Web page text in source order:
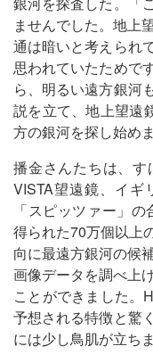
ませんでした。地上
通は暗いと考えられ
思われていたためで
ら、明るい遠方銀河
説を立て、地上望遠
方の銀河を探し始め
播金さんたちは、
VISTA望遠鏡、イギ
「スピッツァー」
得られた70万個以上
向に最遠方銀河の候
画像データを調べ上
ことができました。
予想される特徴と驚
には少し鳥肌が立ち